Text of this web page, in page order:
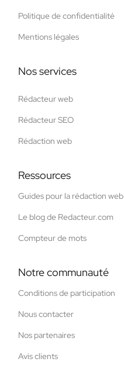
Politique de confidentialité
Mentions légales
Nos services
Rédacteur web
Rédacteur SEO
Rédaction web
Ressources
Guides pour la rédaction web
Le blog de Redacteur.com
Compteur de mots
Notre communauté
Conditions de participation
Nous contacter
Nos partenaires
Avis clients